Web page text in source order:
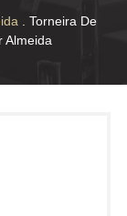
. Torneira De
Almeida